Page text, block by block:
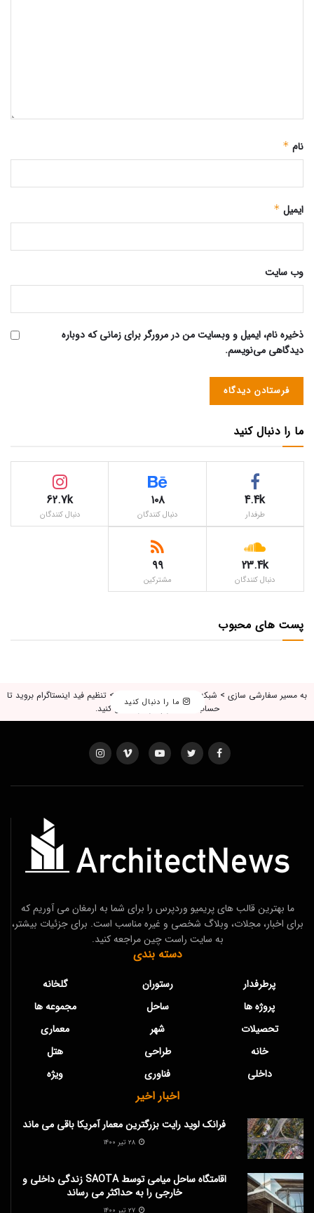
نام *
ایمیل *
وب‌ سایت
ذخیره نام، ایمیل و وبسایت من در مرورگر برای زمانی که دوباره
دیدگاهی می‌نویسم.
ما را دنبال کنید
4.4k
طرفدار
۱۰۸
دنبال کنندگان
62.7k
دنبال کنندگان
23.4k
دنبال کنندگان
۹۹
مشترکین
پست های محبوب
ما را دنبال کنید
به مسیر سفارشی سازی > شبکه اجتماعی، لایک و بازدید > تنظیم فید اینستاگرام بروید تا
حساب اینستاگرام خود را متصل کنید.
ما بهترین قالب های پریمیو وردپرس را برای شما به ارمغان می آوریم که
برای اخبار، مجلات، وبلاگ شخصی و غیره مناسب است. برای جزئیات بیشتر،
به سایت راست چین مراجعه کنید.
دسته بندی
پرطرفدار
پروژه ها
تحصیلات
خانه
داخلی
رستوران
ساحل
شهر
طراحی
فناوری
گلخانه
مجموعه ها
معماری
هتل
ویژه
اخبار اخیر
فرانک لوید رایت بزرگترین معمار آمریکا باقی می ماند
۲۸ تیر ۱۴۰۰
اقامتگاه ساحل میامی توسط SAOTA زندگی داخلی و
خارجی را به حداکثر می رساند
۲۷ تیر ۱۴۰۰